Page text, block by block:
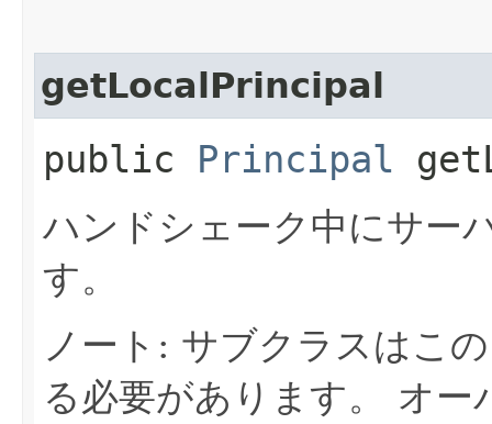
getLocalPrincipal
public Principal
ハンドシェーク中にサー
す。
ノート: サブクラスはこ
る必要があります。
オー